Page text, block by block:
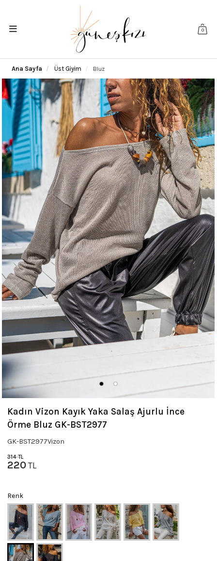
0
Ana Sayfa Üst Giyim Bluz
Kadın Vizon Kayık Yaka Salaş Ajurlu İnce
Örme Bluz GK-BST2977
GK-BST2977Vizon
314TL
220TL
Renk